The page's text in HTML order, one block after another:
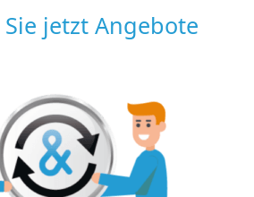
jetzt Angebote